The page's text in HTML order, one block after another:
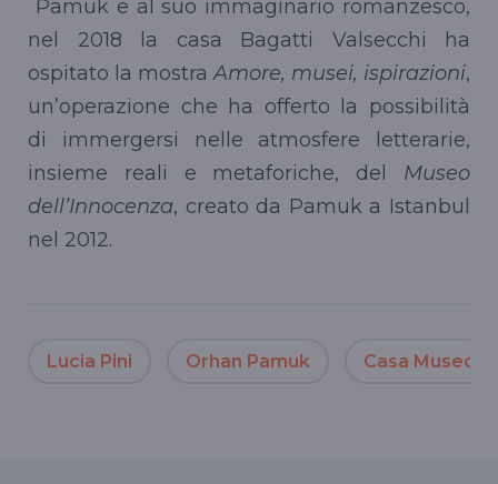
Pamuk e al suo immaginario romanzesco,
nel 2018 la casa Bagatti Valsecchi ha
ospitato la mostraAmore, musei, ispirazioni,
un’operazione che ha offerto la possibilità
di immergersi nelle atmosfere letterarie,
insieme reali e metaforiche, del Museo
dell’Innocenza, creato da Pamuk a Istanbul
nel 2012.
Lucia Pini Orhan Pamuk Casa Museo